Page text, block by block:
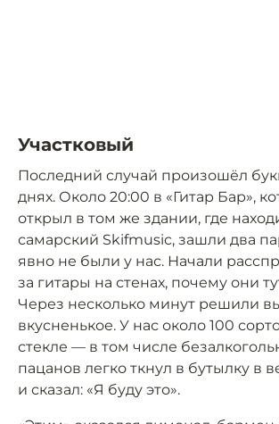
Участковый
Последний случай произошёл
днях. Около 20:00 в «Гитар Бар»,
открыл в том же здании, где
самарский Skifmusic, зашли два
явно не были у нас. Начали
за гитары на стенах, почему они
Через несколько минут решили
вкусненькое. У нас около 100
стекле — в том числе
пацанов легко ткнул в бутылку в
и сказал: «Я буду это».